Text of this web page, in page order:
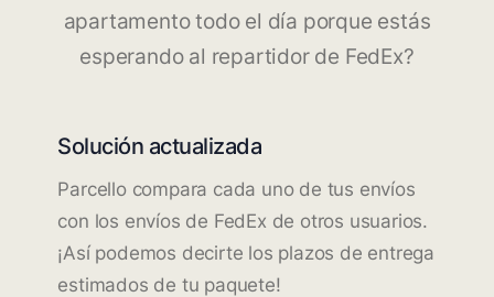
apartamento todo el día porque estás
esperando al repartidor de FedEx?
Solución actualizada
Parcello compara cada uno de tus envíos
con los envíos de FedEx de otros usuarios.
¡Así podemos decirte los plazos de entrega
estimados de tu paquete!